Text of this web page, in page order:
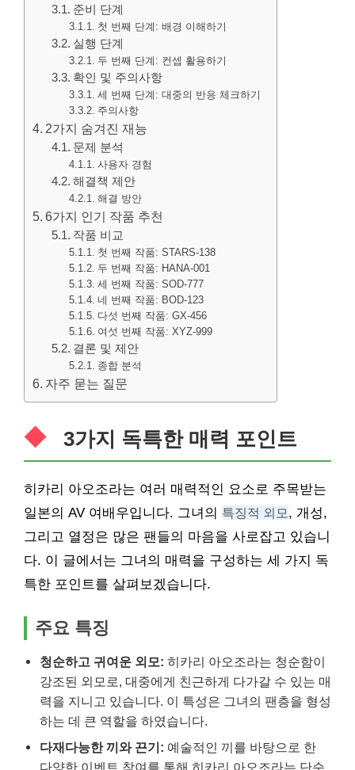
준비 단계
첫 번째 단계: 배경 이해하기
실행 단계
두 번째 단계: 컨셉 활용하기
확인 및 주의사항
세 번째 단계: 대중의 반응 체크하기
주의사항
2가지 숨겨진 재능
문제 분석
사용자 경험
해결책 제안
해결 방안
6가지 인기 작품 추천
작품 비교
첫 번째 작품: STARS-138
두 번째 작품: HANA-001
세 번째 작품: SOD-777
네 번째 작품: BOD-123
다섯 번째 작품: GX-456
여섯 번째 작품: XYZ-999
결론 및 제안
종합 분석
자주 묻는 질문
3가지 독특한 매력 포인트
히카리 아오조라는 여러 매력적인 요소로 주목받는
일본의 AV 여배우입니다. 그녀의 특징적 외모 , 개성,
그리고 열정은 많은 팬들의 마음을 사로잡고 있습니
다. 이 글에서는 그녀의 매력을 구성하는 세 가지 독
특한 포인트를 살펴보겠습니다.
주요 특징
청순하고 귀여운 외모: 히카리 아오조라는 청순함이
강조된 외모로, 대중에게 친근하게 다가갈 수 있는 매
력을 지니고 있습니다. 이 특성은 그녀의 팬층을 형성
하는 데 큰 역할을 하였습니다.
다재다능한 끼와 끈기: 예술적인 끼를 바탕으로 한
다양한 이벤트 참여를 통해 히카리 아오조라는 단순